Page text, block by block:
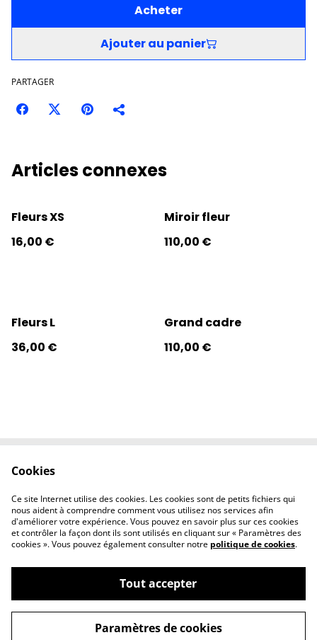
Acheter
Ajouter au panier
PARTAGER
Articles connexes
Fleurs XS
16,00 €
Miroir fleur
110,00 €
Fleurs L
36,00 €
Grand cadre
110,00 €
Contactez-nous
Politique de
confidentialité
Politique de
cookies
©2026l'éclipse
powered by
Cookies
Ce site Internet utilise des cookies. Les cookies sont de petits fichiers qui
nous aident à comprendre comment vous utilisez nos services afin
d'améliorer votre expérience. Vous pouvez en savoir plus sur ces cookies
et contrôler la façon dont ils sont utilisés en cliquant sur « Paramètres des
cookies ». Vous pouvez également consulter notre politique de cookies.
Tout accepter
Paramètres de cookies